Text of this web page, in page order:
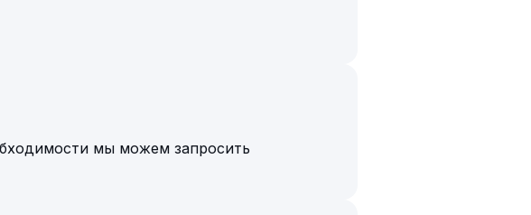
мы можем запросить